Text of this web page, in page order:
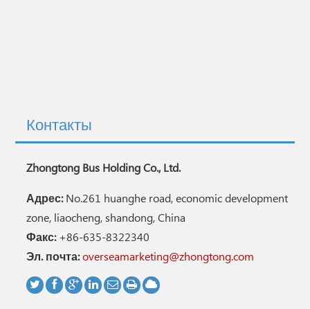
Контакты
Zhongtong Bus Holding Co., Ltd.
Адрес:No.261 huanghe road, economic development
zone, liaocheng, shandong, China
Факс:+86-635-8322340
Эл. почта:overseamarketing@zhongtong.com